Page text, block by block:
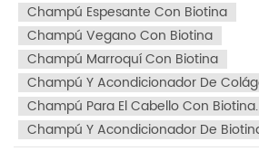
Champú Espesante Con Biotina
Champú Vegano Con Biotina
Champú Marroquí Con Biotina
Champú Y Acondicionador De
Champú Para El Cabello Con Biotina.
Champú Y Acondicionador De